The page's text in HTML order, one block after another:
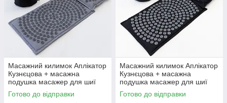
Масажний килимок Аплікатор
Кузнєцова + масажна
подушка масажер для шиї
OSPORT Lotus Mat Eco (apl-
020) Сіро-сірий
Готово до відправки
Масажний килимок Аплікатор
Кузнєцова + масажна
подушка масажер для шиї
OSPORT Lotus Mat Eco (apl-
020) Чорно-сірий
Готово до відправки